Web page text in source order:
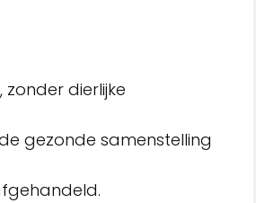
dierlijke
gezonde samenstelling